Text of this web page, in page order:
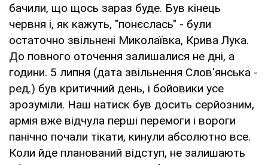
бачили, що щось зараз буде. Був кінець
червня і, як кажуть, "понєслась" - були
остаточно звільнені Миколаївка, Крива Лука.
До повного оточення залишалися не дні, а
години. 5 липня (дата звільнення Слов'янська -
ред.) був критичний день, і бойовики усе
зрозуміли. Наш натиск був досить серйозним,
армія вже відчула перші перемоги і вороги
панічно почали тікати, кинули абсолютно все.
Коли йде планований відступ, не залишають